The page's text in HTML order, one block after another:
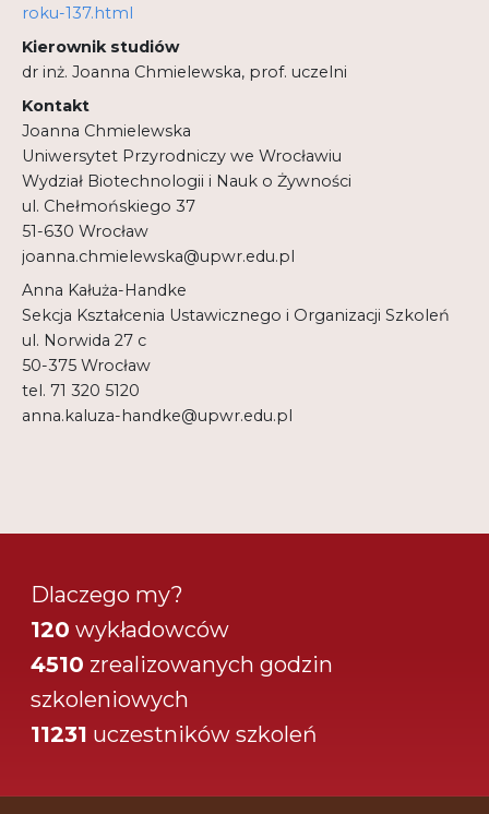
roku-137.html
Kierownik studiów
dr inż. Joanna Chmielewska, prof. uczelni
Kontakt
Joanna Chmielewska
Uniwersytet Przyrodniczy we Wrocławiu
Wydział Biotechnologii i Nauk o Żywności
ul. Chełmońskiego 37
51-630 Wrocław
joanna.chmielewska@upwr.edu.pl
Anna Kałuża-Handke
Sekcja Kształcenia Ustawicznego i Organizacji Szkoleń
ul. Norwida 27 c
50-375 Wrocław
tel. 71 320 5120
anna.kaluza-handke@upwr.edu.pl
Dlaczego my?
120 wykładowców
4510 zrealizowanych godzin
szkoleniowych
11231 uczestników szkoleń